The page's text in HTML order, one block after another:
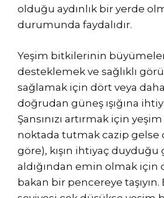
olduğu aydınlık bir yerde
durumunda faydalıdır.
Yeşim bitkilerinin
desteklemek ve sağlıklı
sağlamak için dört veya
doğrudan güneş ışığına
Şansınızı artırmak için
noktada tutmak cazip gelse
göre), kışın ihtiyaç duyduğu
aldığından emin olmak için
bakan bir pencereye taşıyın.